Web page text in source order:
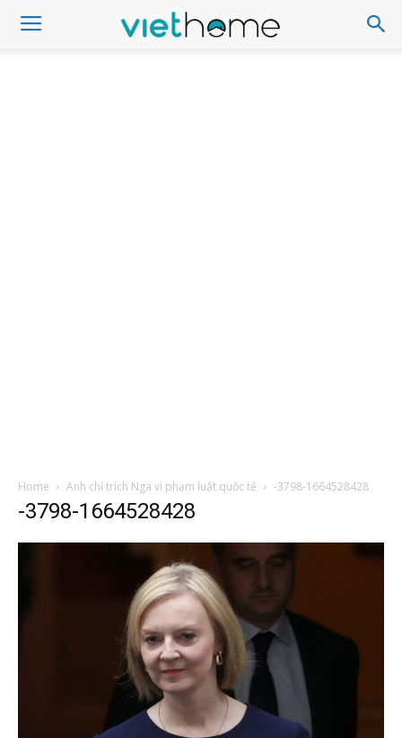
Home Anh chỉ trích Nga vi phạm luật quốc tế -3798-1664528428
-3798-1664528428